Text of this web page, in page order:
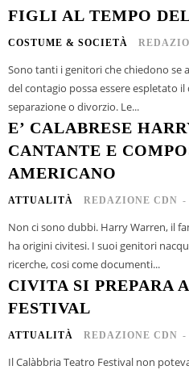
FIGLI AL TEMPO
COSTUME & SOCIETÀ
Sono tanti i genitori che chiedono
del contagio possa essere espletato
separazione o divorzio. Le...
E’ CALABRESE
CANTANTE E
AMERICANO
ATTUALITÀ REDAZIONE CDN -
Non ci sono dubbi. Harry Warren, il
ha origini civitesi. I suoi genitori
ricerche, cosi come documenti...
CIVITA SI PREPARA
FESTIVAL
ATTUALITÀ REDAZIONE CDN -
Il Calàbbria Teatro Festival non